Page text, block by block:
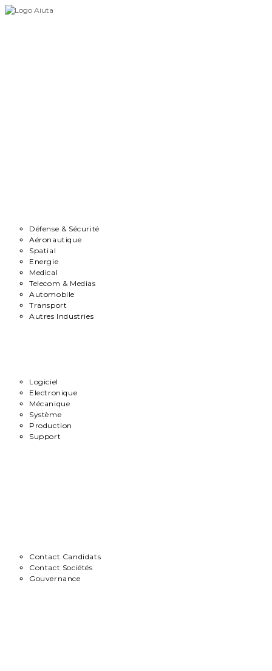
Skip
Défense & Sécurité
Aéronautique
Spatial
Energie
Medical
Telecom & Medias
Automobile
Transport
Autres Industries
Logiciel
Electronique
Mécanique
Système
Production
Support
Contact Candidats
Contact Sociétés
Gouvernance